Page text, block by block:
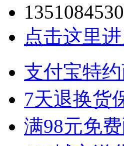
点击这里进
支付宝特
7天退换货
满98元免